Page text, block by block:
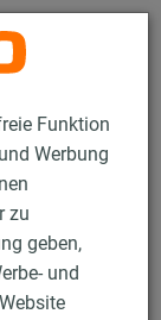
Funktion
Werbung
zu
geben,
und